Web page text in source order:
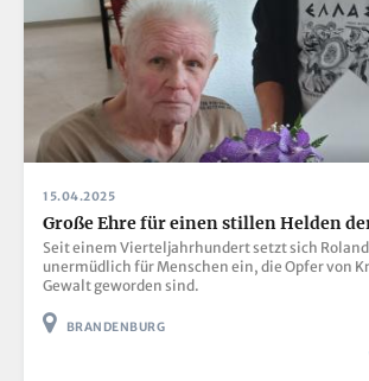
15.04.2025
Große Ehre für einen stillen Helden
Seit einem Vierteljahrhundert setzt sich Roland
unermüdlich für Menschen ein, die Opfer von
Gewalt geworden sind.
BRANDENBURG